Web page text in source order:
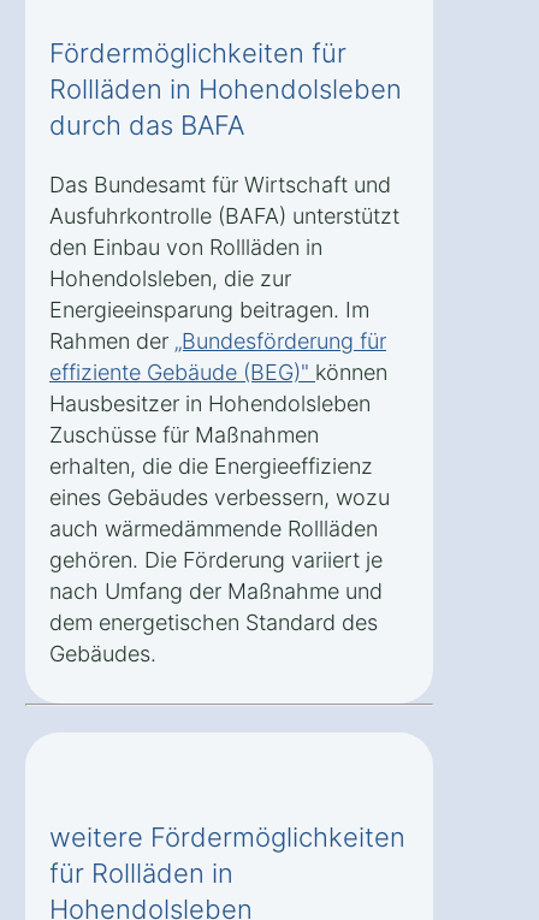
Fördermöglichkeiten für
Rollläden in Hohendolsleben
durch das BAFA
Das Bundesamt für Wirtschaft und
Ausfuhrkontrolle (BAFA) unterstützt
den Einbau von Rollläden in
Hohendolsleben, die zur
Energieeinsparung beitragen. Im
Rahmen der „Bundesförderung für
effiziente Gebäude (BEG)" können
Hausbesitzer in Hohendolsleben
Zuschüsse für Maßnahmen
erhalten, die die Energieeffizienz
eines Gebäudes verbessern, wozu
auch wärmedämmende Rollläden
gehören. Die Förderung variiert je
nach Umfang der Maßnahme und
dem energetischen Standard des
Gebäudes.
weitere Fördermöglichkeiten
für Rollläden in
Hohendolsleben